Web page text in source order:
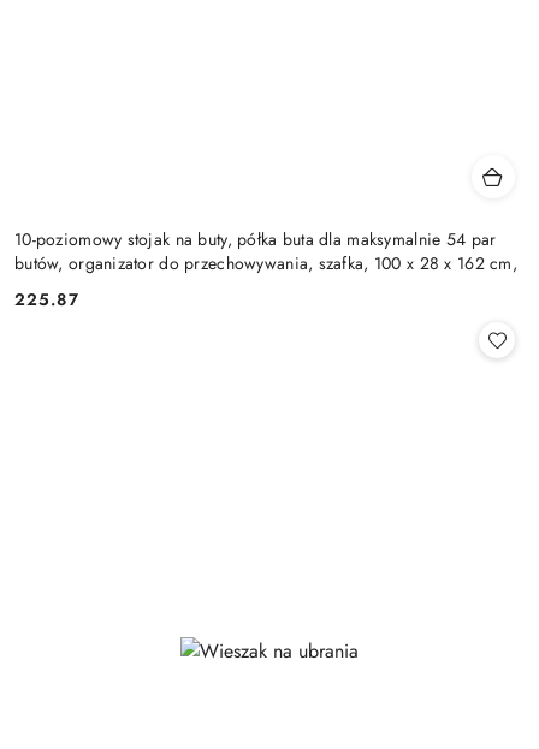
10-poziomowy stojak na buty, półka buta dla maksymalnie 54 par
butów, organizator do przechowywania, szafka, 100 x 28 x 162 cm,
Cena:
225.87